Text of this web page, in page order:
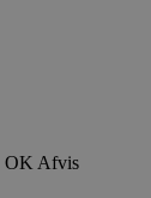
OK Afvis